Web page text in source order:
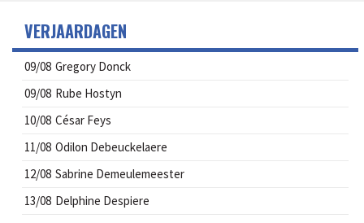
VERJAARDAGEN
09/08 Gregory Donck
09/08 Rube Hostyn
10/08 César Feys
11/08 Odilon Debeuckelaere
12/08 Sabrine Demeulemeester
13/08 Delphine Despiere